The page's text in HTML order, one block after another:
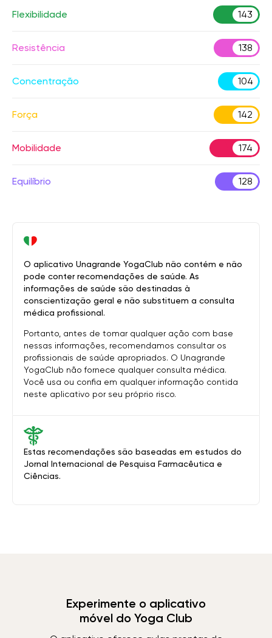
Flexibilidade 143
Resistência 138
Concentração 104
Força 142
Mobilidade 174
Equilíbrio 128
Estas recomendações são baseadas em estudos do
Jornal Internacional de Pesquisa Farmacêutica e
Ciências.
O aplicativo Unagrande YogaClub não contém e não
pode conter recomendações de saúde. As
informações de saúde são destinadas à
conscientização geral e não substituem a consulta
médica profissional.
Portanto, antes de tomar qualquer ação com base
nessas informações, recomendamos consultar os
profissionais de saúde apropriados. O Unagrande
YogaClub não fornece qualquer consulta médica.
Você usa ou confia em qualquer informação contida
neste aplicativo por seu próprio risco.
Experimente o aplicativo
móvel do Yoga Club